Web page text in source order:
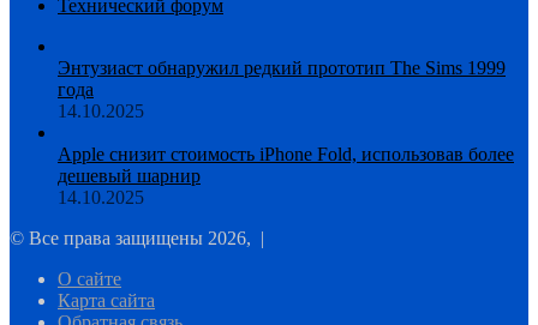
Технический форум
Энтузиаст обнаружил редкий прототип The Sims 1999
года
14.10.2025
Apple снизит стоимость iPhone Fold, использовав более
дешевый шарнир
14.10.2025
© Все права защищены 2026, |
О сайте
Карта сайта